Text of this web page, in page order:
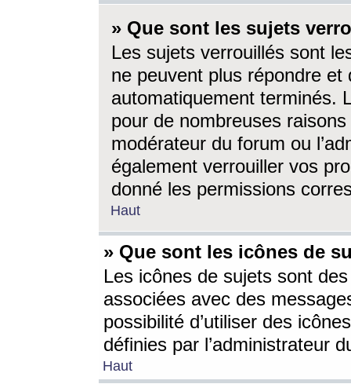
» Que sont les sujets
Les sujets verrouillés sont
ne peuvent plus répondre
automatiquement terminés.
pour de nombreuses
modérateur du forum ou
également verrouiller vos
donné les permissions
Haut
» Que sont les icônes de
Les icônes de sujets sont
associées avec des
possibilité d’utiliser des
définies par l’administrateur
Haut